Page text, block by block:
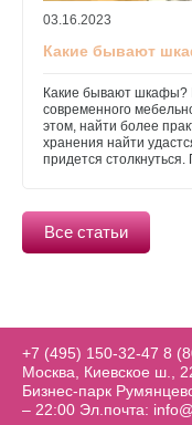
03.16.2023
Какие бывают
Какие бывают шкафы?
современного
этом, найти более
хранения найти
придется
Все статьи
+7 (495) 150-32-47 8
Москва, Киевское ш.,
Бизнес-парк
– 22:00 Эл.почта: